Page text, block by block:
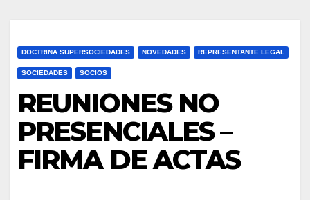
DOCTRINA SUPERSOCIEDADES NOVEDADES REPRESENTANTE LEGAL
SOCIEDADES SOCIOS
REUNIONES NO
PRESENCIALES –
FIRMA DE ACTAS